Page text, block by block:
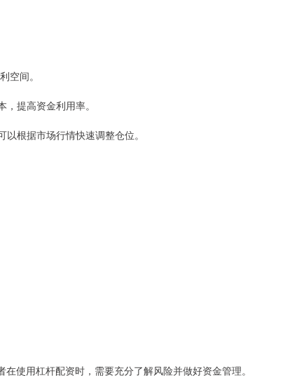
空间。
提高资金利用率。
根据市场行情快速调整仓位。
使用杠杆配资时，需要充分了解风险并做好资金管理。